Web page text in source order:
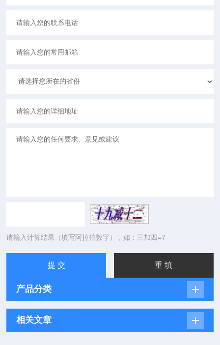
请输入计算结果（填写阿拉伯数字），如：三加四=7
产品分类
相关文章